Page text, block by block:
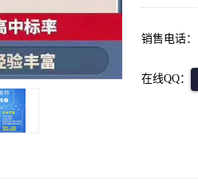
销售电话：
在线QQ：